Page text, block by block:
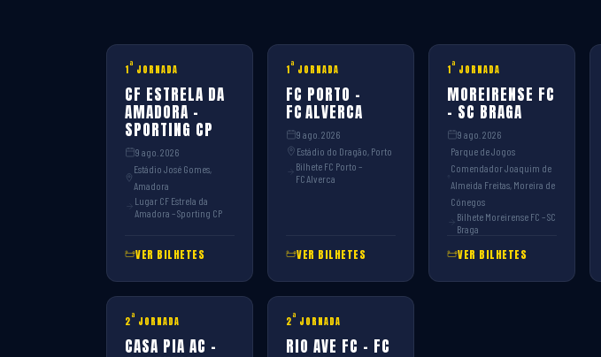
1ª JORNADA
CF ESTRELA DA
AMADORA –
SPORTING CP
9 ago. 2026
Estádio José Gomes,
Amadora
Lugar CF Estrela da
Amadora – Sporting CP
VER BILHETES
1ª JORNADA
FC PORTO –
FC ALVERCA
9 ago. 2026
Estádio do Dragão, Porto
Bilhete FC Porto –
FC Alverca
VER BILHETES
1ª JORNADA
MOREIRENSE FC
– SC BRAGA
9 ago. 2026
Parque de Jogos
Comendador Joaquim de
Almeida Freitas, Moreira de
Cónegos
Bilhete Moreirense FC – SC
Braga
VER BILHETES
2ª JORNADA
CASA PIA AC –
2ª JORNADA
RIO AVE FC – FC